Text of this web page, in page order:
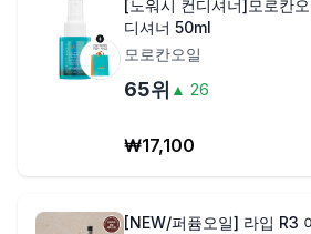
[노워시 컨디셔너]모로칸
디셔너 50ml
모로칸오일
65위 ▲ 26
₩17,100
[NEW/퍼퓸오일] 라입 R3